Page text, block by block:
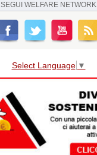
SEGUI WELFARE NETWORK
Select Language ▼